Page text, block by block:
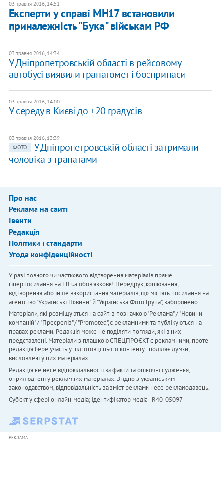
03 травня 2016, 14:51
Експерти у справі MH17 встановили
приналежність "Бука" військам РФ
03 травня 2016, 14:34
У Дніпропетровській області в рейсовому
автобусі виявили гранатомет і боєприпаси
03 травня 2016, 14:00
У середу в Києві до +20 градусів
03 травня 2016, 13:39
ФОТО
У Дніпропетровській області затримали
чоловіка з гранатами
Про нас
Реклама на сайті
Івенти
Редакція
Політики і стандарти
Угода конфіденційності
У разі повного чи часткового відтворення матеріалів пряме
гіперпосилання на LB.ua обов'язкове! Передрук, копіювання,
відтворення або інше використання матеріалів, що містять посилання на
агентство "Українськi Новини" й "Українська Фото Група", заборонено.
Матеріали, які розміщуються на сайті з позначкою "Реклама" / "Новини
компаній" / "Пресреліз" / "Promoted", є рекламними та публікуються на
правах реклами. Редакція може не поділяти погляди, які в них
представлені. Матеріали з плашкою СПЕЦПРОЄКТ є рекламними, проте
редакція бере участь у підготовці цього контенту і поділяє думки,
висловлені у цих матеріалах.
Редакція не несе відповідальності за факти та оціночні судження,
оприлюднені у рекламних матеріалах. Згідно з українським
законодавством, відповідальність за зміст реклами несе рекламодавець.
Cуб'єкт у сфері онлайн-медіа; ідентифікатор медіа - R40-05097
РЕКЛАМА